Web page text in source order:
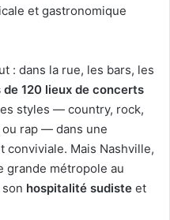
et gastronomique
: dans la rue, les bars, les
de 120 lieux de concerts
styles — country, rock,
ou rap — dans une
conviviale. Mais Nashville,
grande métropole au
hospitalité sudiste et